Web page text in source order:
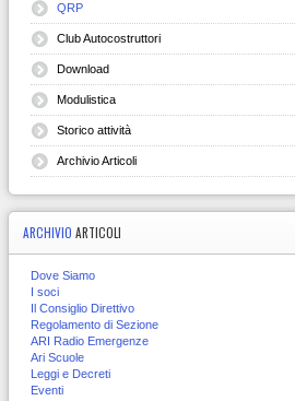
QRP
Club Autocostruttori
Download
Modulistica
Storico attività
Archivio Articoli
ARCHIVIO ARTICOLI
Dove Siamo
I soci
Il Consiglio Direttivo
Regolamento di Sezione
ARI Radio Emergenze
Ari Scuole
Leggi e Decreti
Eventi